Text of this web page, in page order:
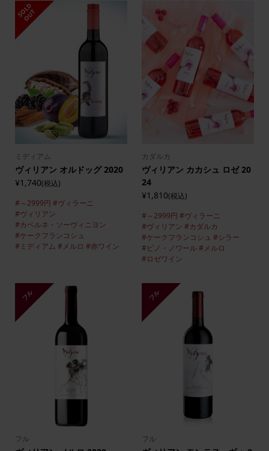
S
O
L
D
O
U
T
ミディアム
ヴィリアン オルドッグ 2020
¥1,740(税込)
#～2999円 #ヴィラーニ
#ヴィリアン
#カベルネ・ソーヴィニヨン
#ケークフランコシュ
#ミディアム #メルロ #赤ワイン
カダルカ
ヴィリアン カカシュ ロゼ 20
24
¥1,810(税込)
#～2999円 #ヴィラーニ
#ヴィリアン #カダルカ
#ケークフランコシュ #シラー
#ピノ・ノワール #メルロ
#ロゼワイン
フル
フル
フル
フル